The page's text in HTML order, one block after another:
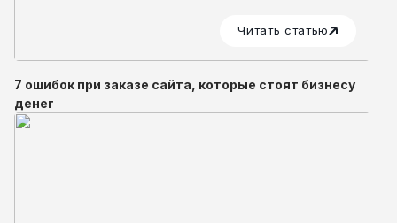
Читать статью
7 ошибок при заказе сайта, которые стоят бизнесу
денег